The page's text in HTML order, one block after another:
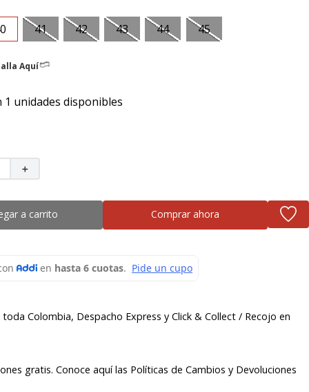
41 42 43 44 45
Aquí
1 unidades disponibles
＋
a carrito Comprar ahora
toda Colombia, Despacho Express y Click & Collect / Recojo en
gratis. Conoce aquí las Políticas de Cambios y Devoluciones